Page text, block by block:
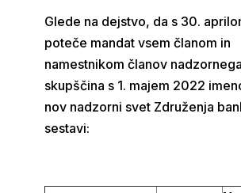
Glede na dejstvo, da s 30.
poteče mandat vsem članom in
namestnikom članov
skupščina s 1. majem 2022
nov nadzorni svet Združenja
sestavi: